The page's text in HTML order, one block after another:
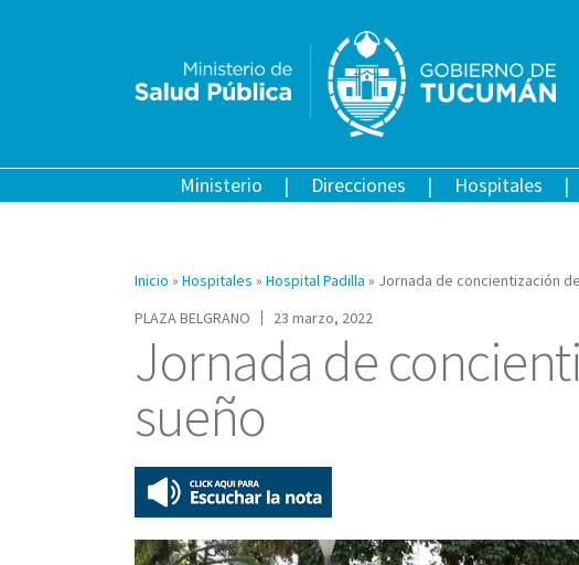
Ministerio Direcciones Hospitales
Inicio » Hospitales » Hospital Padilla » Jornada de concientización
PLAZA BELGRANO
23 marzo, 2022
Jornada de
sueño